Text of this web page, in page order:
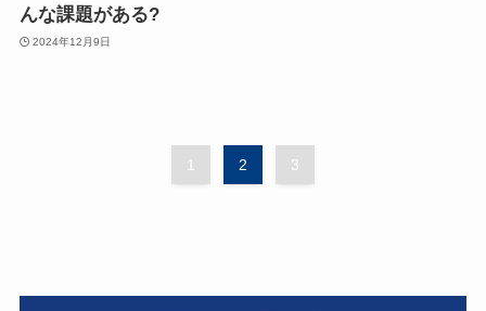
んな課題がある?
2024年12月9日
1 2 3